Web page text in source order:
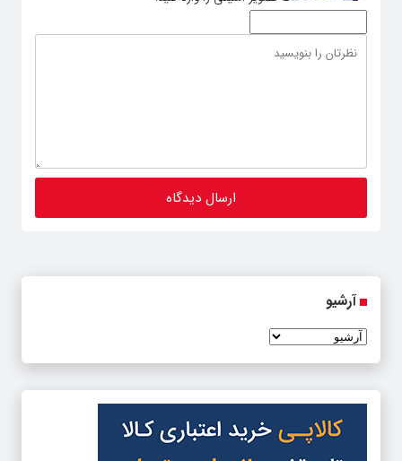
آرشیو